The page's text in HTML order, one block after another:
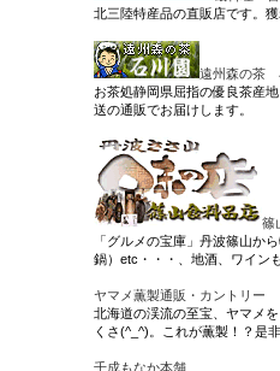
北三陸特産品の直販店です。
遠州森の茶
お茶処静岡県屈指の優良茶産
送の通販でお届けします。
篠
「グルメの宝庫」丹波篠山か
鍋）etc・・・、地酒、ワイン
ヤマメ薫製通販・カントリー
北海道の渓流の至宝、ヤマメ
くさ(^_^)。これが薫製！？是
千成もなか本舗